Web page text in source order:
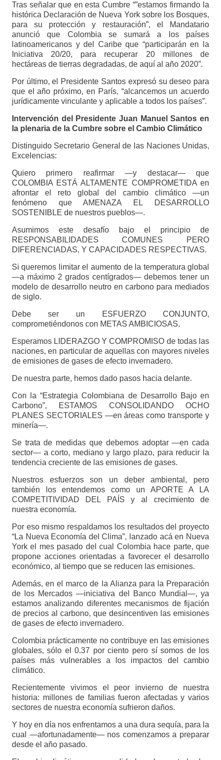
Tras señalar que en esta Cumbre “”estamos firmando la
histórica Declaración de Nueva York sobre los Bosques,
para su protección y restauración”, el Mandatario
anunció que Colombia se sumará a los países
latinoamericanos y del Caribe que “participarán en la
Iniciativa 20/20, para recuperar 20 millones de
hectáreas de tierras degradadas, de aquí al año 2020”.
Por último, el Presidente Santos expresó su deseo para
que el año próximo, en París, “alcancemos un acuerdo
jurídicamente vinculante y aplicable a todos los países”.
Intervención del Presidente Juan Manuel Santos en
la plenaria de la Cumbre sobre el Cambio Climático
Distinguido Secretario General de las Naciones Unidas,
Excelencias:
Quiero primero reafirmar —y destacar— que
COLOMBIA ESTÁ ALTAMENTE COMPROMETIDA en
afrontar el reto global del cambio climático —un
fenómeno que AMENAZA EL DESARROLLO
SOSTENIBLE de nuestros pueblos—.
Asumimos este desafío bajo el principio de
RESPONSABILIDADES COMUNES PERO
DIFERENCIADAS, Y CAPACIDADES RESPECTIVAS.
Si queremos limitar el aumento de la temperatura global
—a máximo 2 grados centígrados— debemos tener un
modelo de desarrollo neutro en carbono para mediados
de siglo.
Debe ser un ESFUERZO CONJUNTO,
comprometiéndonos con METAS AMBICIOSAS.
Esperamos LIDERAZGO Y COMPROMISO de todas las
naciones, en particular de aquellas con mayores niveles
de emisiones de gases de efecto invernadero.
De nuestra parte, hemos dado pasos hacia delante.
Con la “Estrategia Colombiana de Desarrollo Bajo en
Carbono”, ESTAMOS CONSOLIDANDO OCHO
PLANES SECTORIALES —en áreas como transporte y
minería—.
Se trata de medidas que debemos adoptar —en cada
sector— a corto, mediano y largo plazo, para reducir la
tendencia creciente de las emisiones de gases.
Nuestros esfuerzos son un deber ambiental, pero
también los entendemos como un APORTE A LA
COMPETITIVIDAD DEL PAÍS y al crecimiento de
nuestra economía.
Por eso mismo respaldamos los resultados del proyecto
“La Nueva Economía del Clima”, lanzado acá en Nueva
York el mes pasado del cual Colombia hace parte, que
propone acciones orientadas a favorecer el desarrollo
económico, al tiempo que se reducen las emisiones.
Además, en el marco de la Alianza para la Preparación
de los Mercados —iniciativa del Banco Mundial—, ya
estamos analizando diferentes mecanismos de fijación
de precios al carbono, que desincentiven las emisiones
de gases de efecto invernadero.
Colombia prácticamente no contribuye en las emisiones
globales, sólo el 0.37 por ciento pero sí somos de los
países más vulnerables a los impactos del cambio
climático.
Recientemente vivimos el peor invierno de nuestra
historia: millones de familias fueron afectadas y varios
sectores de nuestra economía sufrieron daños.
Y hoy en día nos enfrentamos a una dura sequía, para la
cual —afortunadamente— nos comenzamos a preparar
desde el año pasado.